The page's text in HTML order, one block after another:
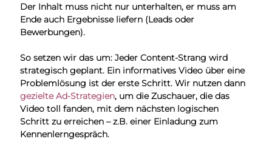
Der Inhalt muss nicht nur unterhalten, er muss am
Ende auch Ergebnisse liefern (Leads oder
Bewerbungen).
So setzen wir das um: Jeder Content-Strang wird
strategisch geplant. Ein informatives Video über eine
Problemlösung ist der erste Schritt. Wir nutzen dann
gezielte Ad-Strategien, um die Zuschauer, die das
Video toll fanden, mit dem nächsten logischen
Schritt zu erreichen – z.B. einer Einladung zum
Kennenlerngespräch.